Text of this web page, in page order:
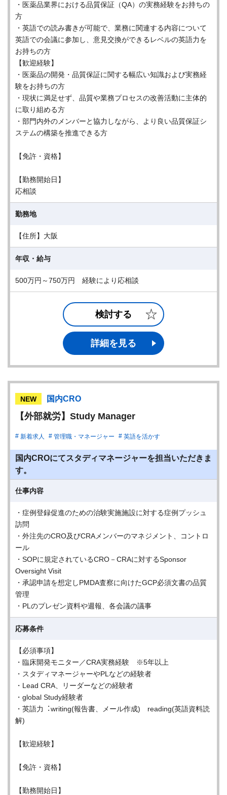
・医薬品業界における品質保証（QA）の実務経験をお持ちの
方
・英語での読み書きが可能で、業務に関連する内容について
英語での会議に参加し、意見交換ができるレベルの英語力を
お持ちの方
【歓迎経験】
・医薬品の開発・品質保証に関する幅広い知識および実務経
験をお持ちの方
・現状に満足せず、品質や業務プロセスの改善活動に主体的
に取り組める方
・部門内外のメンバーと協力しながら、より良い品質保証シ
ステムの構築を推進できる方
【免許・資格】
【勤務開始日】
応相談
勤務地
【住所】大阪
年収・給与
500万円～750万円 経験により応相談
検討する
詳細を見る
NEW 国内CRO
【外部就労】Study Manager
新着求人 管理職・マネージャー 英語を活かす
国内CROにてスタディマネージャーを担当いただきま
す。
仕事内容
・症例登録促進のための治験実施施設に対する症例プッシュ
訪問
・外注先のCRO及びCRAメンバーのマネジメント、コントロ
ール
・SOPに規定されているCRO－CRAに対するSponsor
Oversight Visit
・承認申請を想定しPMDA査察に向けたGCP必須⽂書の品質
管理
・PLのプレゼン資料や週報、各会議の議事
応募条件
【必須事項】
・臨床開発モニター／CRA実務経験 ※5年以上
・スタディマネージャーやPLなどの経験者
・Lead CRA、リーダーなどの経験者
・global Study経験者
・英語⼒︓writing(報告書、メール作成) reading(英語資料読
解)
【歓迎経験】
【免許・資格】
【勤務開始日】